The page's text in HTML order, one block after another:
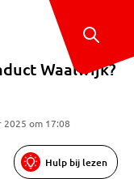
Waalwijk?
2025 om 17:08
Hulp bij lezen